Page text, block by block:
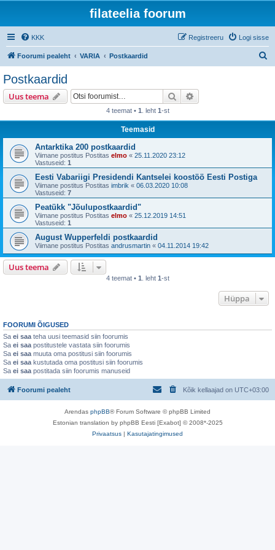
filateelia foorum
KKK Logi sisse
Registreeru
Foorumi pealeht VARIA Postkaardid
Postkaardid
Uus teema Otsi
4 teemat • 1 . leht 1-st
Teemasid
Antarktika 200 postkaardid
Viimane postitus Postitas elmo « 25.11.2020 23:12
Vastuseid: 1
Eesti Vabariigi Presidendi Kantselei koostöö Eesti Postiga
Viimane postitus Postitas imbrik « 06.03.2020 10:08
Vastuseid: 7
Peatükk "Jõulupostkaardid"
Viimane postitus Postitas elmo « 25.12.2019 14:51
Vastuseid: 1
August Wupperfeldi postkaardid
Viimane postitus Postitas andrusmartin « 04.11.2014 19:42
Uus teema
4 teemat • 1 . leht 1-st
Hüppa
FOORUMI ÕIGUSED
Sa ei saa teha uusi teemasid siin foorumis
Sa ei saa postitustele vastata siin foorumis
Sa ei saa muuta oma postitusi siin foorumis
Sa ei saa kustutada oma postitusi siin foorumis
Sa ei saa postitada siin foorumis manuseid
Foorumi pealeht Kõik kellaajad on UTC+03:00
Arendas phpBB® Forum Software © phpBB Limited
Estonian translation by phpBB Eesti [Exabot] © 2008*-2025
Privaatsus | Kasutajatingimused